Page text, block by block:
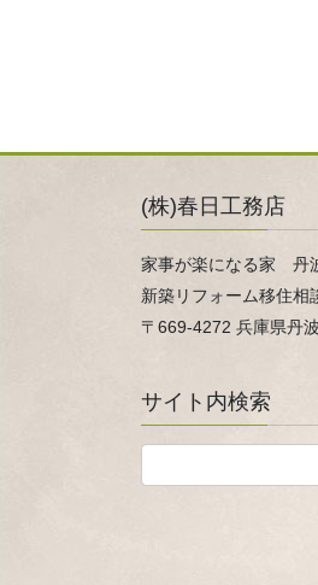
ペ
ー
送
り
(株)春日工務店
家事が楽になる家 丹
新築リフォーム移住相
〒669-4272 兵庫県丹
サイト内検索